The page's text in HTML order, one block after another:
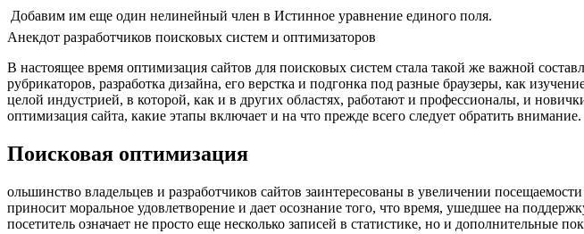
 Добавим им еще один нелинейный член в Истинное уравнение единого поля.
Анекдот разработчиков поисковых систем и оптимизаторов
В настоящее время оптимизация сайтов для поисковых систем стала такой же важной
рубрикаторов, разработка дизайна, его верстка и подгонка под разные браузеры, как
целой индустрией, в которой, как и в других областях, работают и профессионалы, и
оптимизация сайта, какие этапы включает и на что прежде всего следует обратить внимание.
Поисковая оптимизация
ольшинство владельцев и разработчиков сайтов заинтересованы в увеличении
приносит моральное удовлетворение и дает осознание того, что время, ушедшее на
посетитель означает не просто еще несколько записей в статистике, но и дополнительные